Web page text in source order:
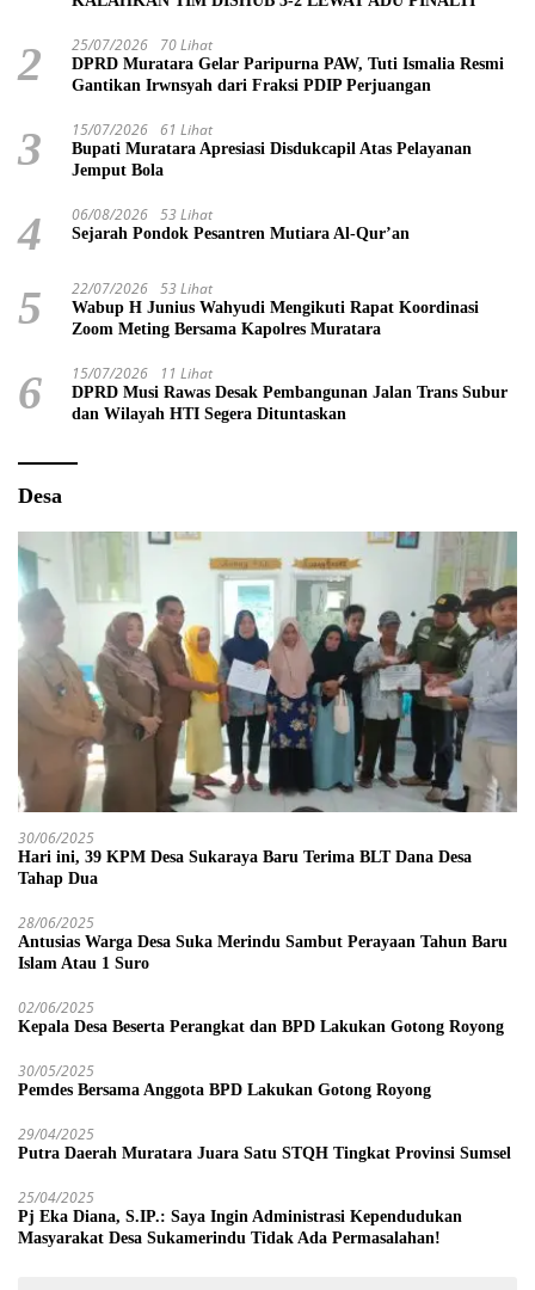
2 25/07/2026 70 Lihat
DPRD Muratara Gelar Paripurna PAW, Tuti Ismalia Resmi
Gantikan Irwnsyah dari Fraksi PDIP Perjuangan
3 15/07/2026 61 Lihat
Bupati Muratara Apresiasi Disdukcapil Atas Pelayanan
Jemput Bola
4 06/08/2026 53 Lihat
Sejarah Pondok Pesantren Mutiara Al-Qur’an
5 22/07/2026 53 Lihat
Wabup H Junius Wahyudi Mengikuti Rapat Koordinasi
Zoom Meting Bersama Kapolres Muratara
6 15/07/2026 11 Lihat
DPRD Musi Rawas Desak Pembangunan Jalan Trans Subur
dan Wilayah HTI Segera Dituntaskan
Desa
30/06/2025
Hari ini, 39 KPM Desa Sukaraya Baru Terima BLT Dana Desa
Tahap Dua
28/06/2025
Antusias Warga Desa Suka Merindu Sambut Perayaan Tahun Baru
Islam Atau 1 Suro
02/06/2025
Kepala Desa Beserta Perangkat dan BPD Lakukan Gotong Royong
30/05/2025
Pemdes Bersama Anggota BPD Lakukan Gotong Royong
29/04/2025
Putra Daerah Muratara Juara Satu STQH Tingkat Provinsi Sumsel
25/04/2025
Pj Eka Diana, S.IP.: Saya Ingin Administrasi Kependudukan
Masyarakat Desa Sukamerindu Tidak Ada Permasalahan!